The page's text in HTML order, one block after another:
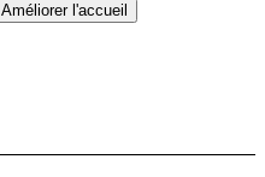
Améliorer l'accueil